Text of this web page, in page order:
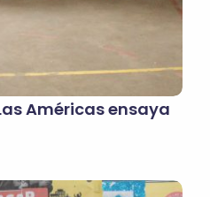
Américas ensaya